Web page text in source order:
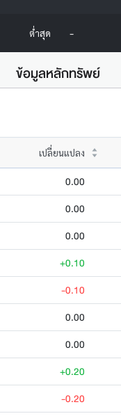
ต่ำสุด -
ข้อมูลหลักทรัพย์
เปลี่ยนแปลง
0.00
0.00
0.00
+0.10
-0.10
0.00
0.00
+0.20
-0.20